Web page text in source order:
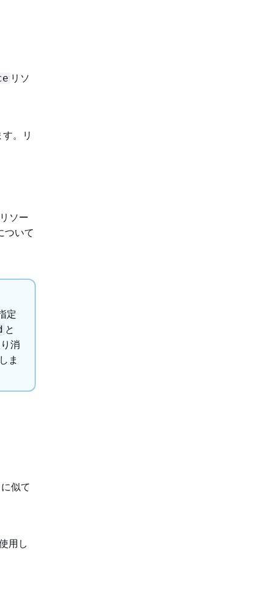
リソ
。リ
リソー
ついて
定
と
消
ま
似て
用し